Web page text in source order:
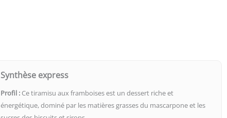
Synthèse express
Profil : Ce tiramisu aux framboises est un dessert riche et
énergétique, dominé par les matières grasses du mascarpone et les